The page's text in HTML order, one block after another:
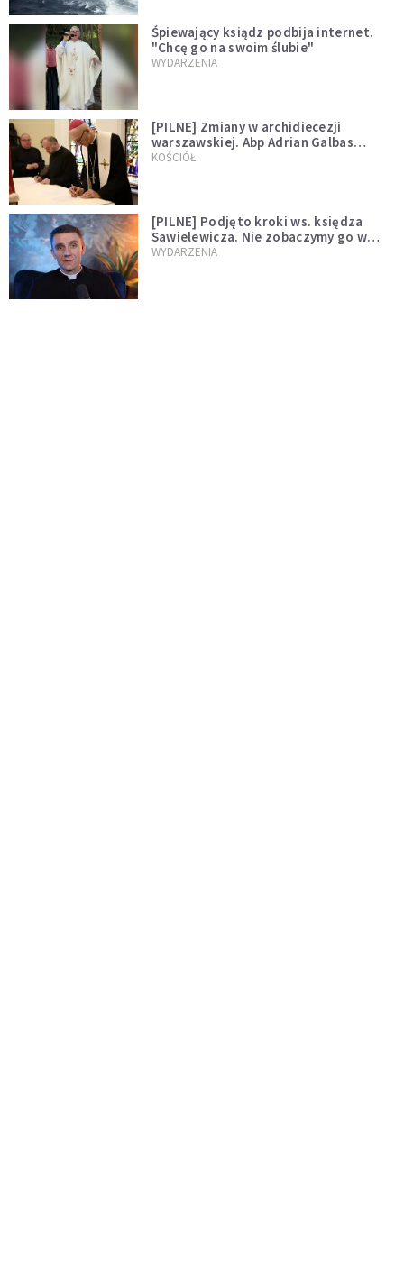
Śpiewający ksiądz podbija internet.
"Chcę go na swoim ślubie"
WYDARZENIA
[PILNE] Zmiany w archidiecezji
warszawskiej. Abp Adrian Galbas
wręczył dekrety nowym proboszczom
KOŚCIÓŁ
[PILNE] Podjęto kroki ws. księdza
Sawielewicza. Nie zobaczymy go w
mediach
WYDARZENIA